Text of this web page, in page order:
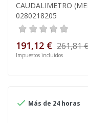
CAUDALIMETRO
0280218205
191,12 € 261,81
Impuestos incluidos
 Más de 24 horas